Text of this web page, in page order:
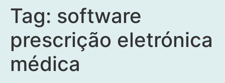
Tag: software
prescrição eletrónica
médica